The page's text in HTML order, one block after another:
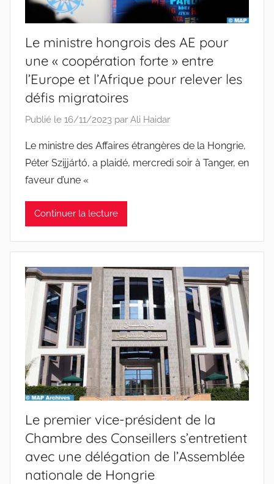
Le ministre hongrois des AE pour
une « coopération forte » entre
l’Europe et l’Afrique pour relever les
défis migratoires
Publié le 16/11/2023 par Ali Haidar
Le ministre des Affaires étrangères de la Hongrie,
Péter Szijjártó, a plaidé, mercredi soir à Tanger, en
faveur d’une «
Continuer la lecture
Le premier vice-président de la
Chambre des Conseillers s’entretient
avec une délégation de l’Assemblée
nationale de Hongrie